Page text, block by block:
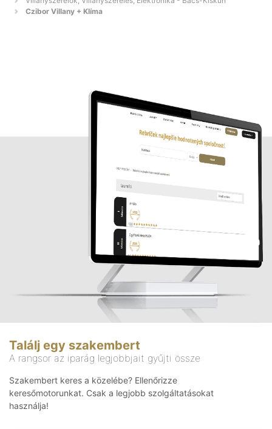
Czibor Villany + Klíma
Találj egy szakembert
A rangsor az iparág legjobbjait gyűjti össze
Szakembert keres a közelébe? Ellenőrizze
keresőmotorunkat. Csak a legjobb szolgáltatásokat
használja!